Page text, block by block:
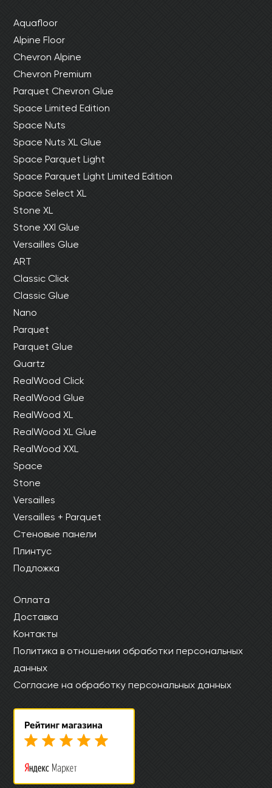
Aquafloor
Alpine Floor
Chevron Alpine
Chevron Premium
Parquet Chevron Glue
Space Limited Edition
Space Nuts
Space Nuts XL Glue
Space Parquet Light
Space Parquet Light Limited Edition
Space Select XL
Stone XL
Stone XXl Glue
Versailles Glue
ART
Classic Click
Classic Glue
Nano
Parquet
Parquet Glue
Quartz
RealWood Click
RealWood Glue
RealWood XL
RealWood XL Glue
RealWood XXL
Space
Stone
Versailles
Versailles + Parquet
Стеновые панели
Плинтус
Подложка
Оплата
Доставка
Контакты
Политика в отношении обработки персональных
данных
Согласие на обработку персональных данных